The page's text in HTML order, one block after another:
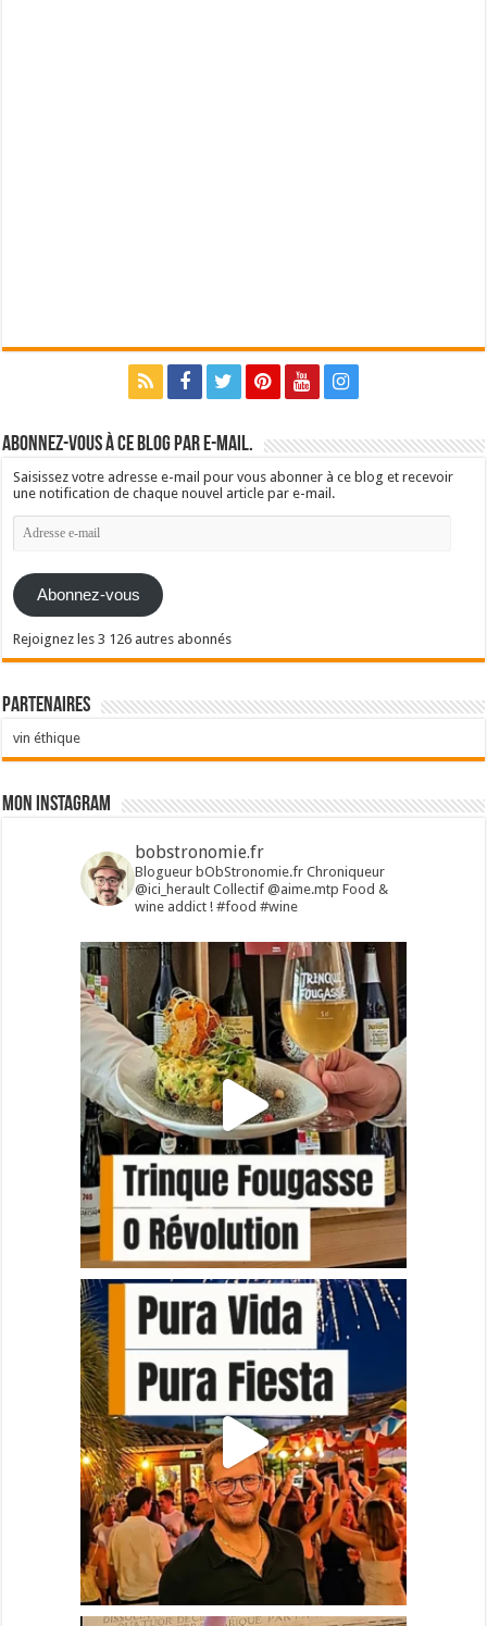
Abonnez-vous à ce blog par e-mail.
Saisissez votre adresse e-mail pour vous abonner à ce blog et recevoir
une notification de chaque nouvel article par e-mail.
Adresse
e-
Abonnez-vous
Rejoignez les 3 126 autres abonnés
Partenaires
vin éthique
Mon Instagram
bobstronomie.fr
Blogueur bObStronomie.fr Chroniqueur
@ici_heraultCollectif @aime.mtp Food &
wine addict !#food #wine